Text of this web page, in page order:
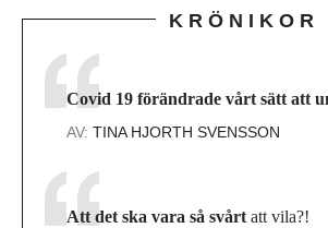
KRÖNIKOR
Covid 19 förändrade vårt sätt att
AV: TINA HJORTH SVENSSON
Att det ska vara så svårt att vila?!